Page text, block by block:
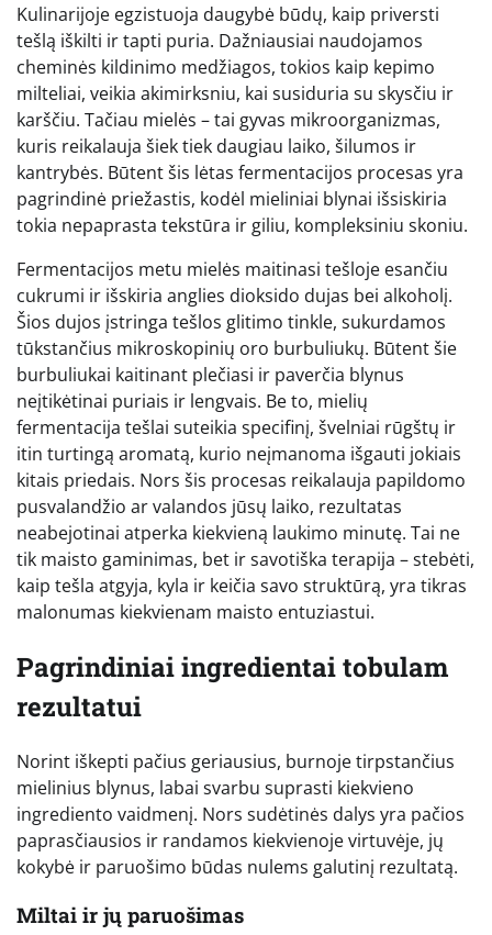
Kulinarijoje egzistuoja daugybė būdų, kaip priversti
tešlą iškilti ir tapti puria. Dažniausiai naudojamos
cheminės kildinimo medžiagos, tokios kaip kepimo
milteliai, veikia akimirksniu, kai susiduria su skysčiu ir
karščiu. Tačiau mielės – tai gyvas mikroorganizmas,
kuris reikalauja šiek tiek daugiau laiko, šilumos ir
kantrybės. Būtent šis lėtas fermentacijos procesas yra
pagrindinė priežastis, kodėl mieliniai blynai išsiskiria
tokia nepaprasta tekstūra ir giliu, kompleksiniu skoniu.
Fermentacijos metu mielės maitinasi tešloje esančiu
cukrumi ir išskiria anglies dioksido dujas bei alkoholį.
Šios dujos įstringa tešlos glitimo tinkle, sukurdamos
tūkstančius mikroskopinių oro burbuliukų. Būtent šie
burbuliukai kaitinant plečiasi ir paverčia blynus
neįtikėtinai puriais ir lengvais. Be to, mielių
fermentacija tešlai suteikia specifinį, švelniai rūgštų ir
itin turtingą aromatą, kurio neįmanoma išgauti jokiais
kitais priedais. Nors šis procesas reikalauja papildomo
pusvalandžio ar valandos jūsų laiko, rezultatas
neabejotinai atperka kiekvieną laukimo minutę. Tai ne
tik maisto gaminimas, bet ir savotiška terapija – stebėti,
kaip tešla atgyja, kyla ir keičia savo struktūrą, yra tikras
malonumas kiekvienam maisto entuziastui.
Pagrindiniai ingredientai tobulam
rezultatui
Norint iškepti pačius geriausius, burnoje tirpstančius
mielinius blynus, labai svarbu suprasti kiekvieno
ingrediento vaidmenį. Nors sudėtinės dalys yra pačios
paprasčiausios ir randamos kiekvienoje virtuvėje, jų
kokybė ir paruošimo būdas nulems galutinį rezultatą.
Miltai ir jų paruošimas